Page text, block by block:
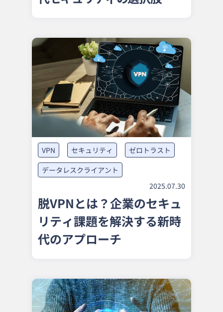
VPN セキュリティ
ゼロトラスト
データレスクライアント
2025.07.30
脱VPNとは？企業のセキュ
リティ課題を解決する新時
代のアプローチ